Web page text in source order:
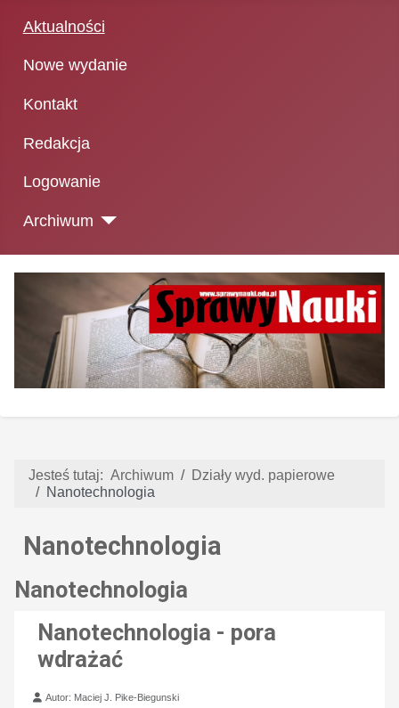
Aktualności
Nowe wydanie
Kontakt
Redakcja
Logowanie
Archiwum
Jesteś tutaj: Archiwum
Działy wyd. papierowe
Nanotechnologia
Nanotechnologia
Nanotechnologia
Nanotechnologia - pora
wdrażać
Szczegóły
Autor: Maciej J. Pike-Biegunski